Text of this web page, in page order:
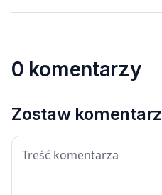
0 komentarzy
Zostaw komentarz